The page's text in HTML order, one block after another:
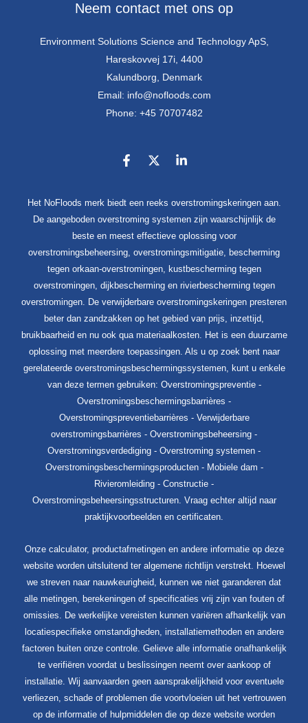
Neem contact met ons op
Environment Solutions Science and Technology ApS,
Hareskovvej 17i, 4400
Kalundborg, Denmark
Email: info@nofloods.com
Phone: +45 70707482
Het NoFloods merk biedt een reeks overstromingskeringen aan.
De aangeboden overstroming systemen zijn waarschijnlijk de
beste en meest effectieve oplossing voor
overstromingsbeheersing, overstromingsmitigatie, bescherming
tegen orkaan-overstromingen, kustbescherming tegen
overstromingen, dijkbescherming en rivierbescherming tegen
overstromingen. De verwijderbare overstromingskeringen presteren
beter dan zandzakken op het gebied van prijs, inzettijd,
bruikbaarheid en nu ook qua materiaalkosten. Het is een duurzame
oplossing met meerdere toepassingen. Als u op zoek bent naar
gerelateerde overstromingsbeschermingssystemen, kunt u enkele
van deze termen gebruiken: Overstromingspreventie -
Overstromingsbeschermingsbarrières -
Overstromingspreventiebarrières - Verwijderbare
overstromingsbarrières - Overstromingsbeheersing -
Overstromingsverdediging - Overstroming systemen -
Overstromingsbeschermingsproducten - Mobiele dam -
Rivieromleiding - Constructie -
Overstromingsbeheersingsstructuren. Vraag echter altijd naar
praktijkvoorbeelden en certificaten.
Onze calculator, productafmetingen en andere informatie op deze
website worden uitsluitend ter algemene richtlijn verstrekt. Hoewel
we streven naar nauwkeurigheid, kunnen we niet garanderen dat
alle metingen, berekeningen of specificaties vrij zijn van fouten of
omissies. De werkelijke vereisten kunnen variëren afhankelijk van
locatiespecifieke omstandigheden, installatiemethoden en andere
factoren buiten onze controle. Gelieve alle informatie onafhankelijk
te verifiëren voordat u beslissingen neemt over aankoop of
installatie. Wij aanvaarden geen aansprakelijkheid voor eventuele
verliezen, schade of problemen die voortvloeien uit het vertrouwen
op de informatie of hulpmiddelen die op deze website worden